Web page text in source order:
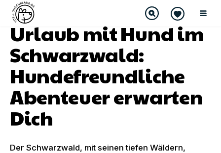
Urlaub mit Hund im
Schwarzwald:
Hundefreundliche
Abenteuer erwarten
Dich
Der Schwarzwald, mit seinen tiefen Wäldern,